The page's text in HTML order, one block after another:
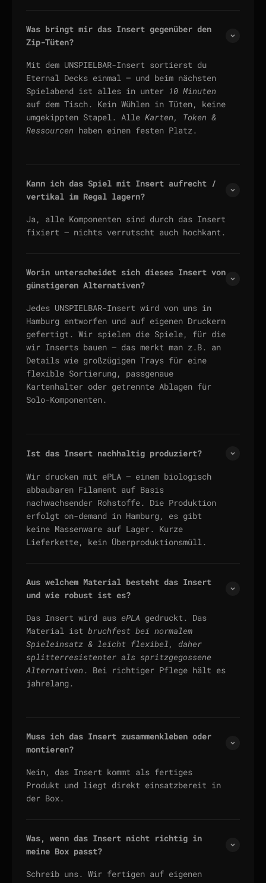
Was bringt mir das Insert gegenüber den
Zip-Tüten?
Mit dem UNSPIELBAR-Insert sortierst du
Eternal Decks einmal — und beim nächsten
Spielabend ist alles in unter 10 Minuten
auf dem Tisch. Kein Wühlen in Tüten, keine
umgekippten Stapel. Alle Karten, Token &
Ressourcen haben einen festen Platz.
Kann ich das Spiel mit Insert aufrecht /
vertikal im Regal lagern?
Ja, alle Komponenten sind durch das Insert
fixiert — nichts verrutscht auch hochkant.
Worin unterscheidet sich dieses Insert von
günstigeren Alternativen?
Jedes UNSPIELBAR-Insert wird von uns in
Hamburg entworfen und auf eigenen Druckern
gefertigt. Wir spielen die Spiele, für die
wir Inserts bauen — das merkt man z.B. an
Details wie großzügigen Trays für eine
flexible Sortierung, passgenaue
Kartenhalter oder getrennte Ablagen für
Solo-Komponenten.
Ist das Insert nachhaltig produziert?
Wir drucken mit ePLA — einem biologisch
abbaubaren Filament auf Basis
nachwachsender Rohstoffe. Die Produktion
erfolgt on-demand in Hamburg, es gibt
keine Massenware auf Lager. Kurze
Lieferkette, kein Überproduktionsmüll.
Aus welchem Material besteht das Insert
und wie robust ist es?
Das Insert wird aus ePLA gedruckt. Das
Material ist bruchfest bei normalem
Spieleinsatz & leicht flexibel, daher
splitterresistenter als spritzgegossene
Alternativen . Bei richtiger Pflege hält es
jahrelang.
Muss ich das Insert zusammenkleben oder
montieren?
Nein, das Insert kommt als fertiges
Produkt und liegt direkt einsatzbereit in
der Box.
Was, wenn das Insert nicht richtig in
meine Box passt?
Schreib uns. Wir fertigen auf eigenen